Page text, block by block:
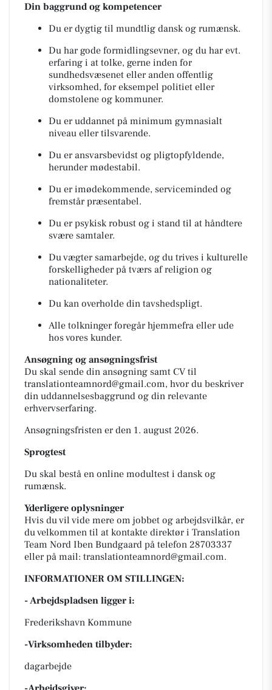
Din baggrund og kompetencer
Du er dygtig til mundtlig dansk og rumænsk.
Du har gode formidlingsevner, og du har evt.
erfaring i at tolke, gerne inden for
sundhedsvæsenet eller anden offentlig
virksomhed, for eksempel politiet eller
domstolene og kommuner.
Du er uddannet på minimum gymnasialt
niveau eller tilsvarende.
Du er ansvarsbevidst og pligtopfyldende,
herunder mødestabil.
Du er imødekommende, serviceminded og
fremstår præsentabel.
Du er psykisk robust og i stand til at håndtere
svære samtaler.
Du vægter samarbejde, og du trives i kulturelle
forskelligheder på tværs af religion og
nationaliteter.
Du kan overholde din tavshedspligt.
Alle tolkninger foregår hjemmefra eller ude
hos vores kunder.
Ansøgning og ansøgningsfrist
Du skal sende din ansøgning samt CV til
translationteamnord@gmail.com, hvor du beskriver
din uddannelsesbaggrund og din relevante
erhvervserfaring.
Ansøgningsfristen er den 1. august 2026.
Sprogtest
Du skal bestå en online modultest i dansk og
rumænsk.
Yderligere oplysninger
Hvis du vil vide mere om jobbet og arbejdsvilkår, er
du velkommen til at kontakte direktør i Translation
Team Nord Iben Bundgaard på telefon 28703337
eller på mail: translationteamnord@gmail.com.
INFORMATIONER OM STILLINGEN:
- Arbejdspladsen ligger i:
Frederikshavn Kommune
-Virksomheden tilbyder:
dagarbejde